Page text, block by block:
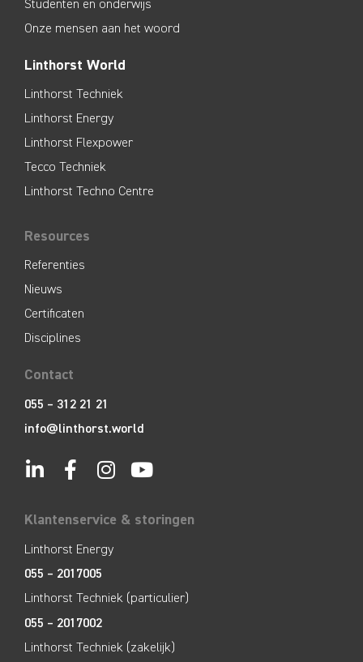
Studenten en onderwijs
Onze mensen aan het woord
Linthorst World
Linthorst Techniek
Linthorst Energy
Linthorst Flexpower
Tecco Techniek
Linthorst Techno Centre
Resources
Referenties
Nieuws
Certificaten
Disciplines
Contact
055 – 312 21 21
info@linthorst.world
Klantenservice & storingen
Linthorst Energy
055 – 2017005
Linthorst Techniek (particulier)
055 – 2017002
Linthorst Techniek (zakelijk)